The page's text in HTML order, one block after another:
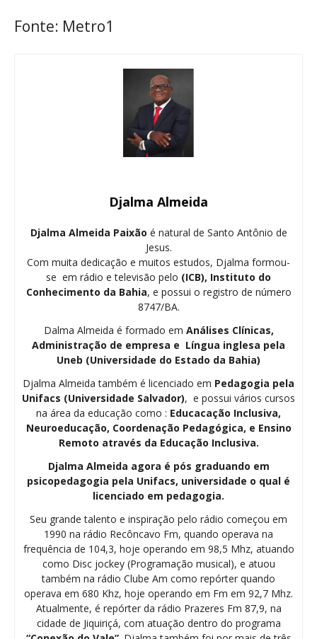
Fonte: Metro1
Djalma Almeida
Djalma Almeida Paixão é natural de Santo Antônio de
Jesus.
Com muita dedicação e muitos estudos, Djalma formou-
se em rádio e televisão pelo (ICB), Instituto do
Conhecimento da Bahia, e possui o registro de número
8747/BA.
Dalma Almeida é formado em Análises Clínicas,
Administração de empresa e Língua inglesa pela
Uneb (Universidade do Estado da Bahia)
Djalma Almeida também é licenciado em Pedagogia pela
Unifacs (Universidade Salvador), e possui vários cursos
na área da educação como : Educacação Inclusiva,
Neuroeducação, Coordenação Pedagógica, e Ensino
Remoto através da Educação Inclusiva.
Djalma Almeida agora é pós graduando em
psicopedagogia pela Unifacs, universidade o qual é
licenciado em pedagogia.
Seu grande talento e inspiração pelo rádio começou em
1990 na rádio Recôncavo Fm, quando operava na
frequência de 104,3, hoje operando em 98,5 Mhz, atuando
como Disc jockey (Programação musical), e atuou
também na rádio Clube Am como repórter quando
operava em 680 Khz, hoje operando em Fm em 92,7 Mhz.
Atualmente, é repórter da rádio Prazeres Fm 87,9, na
cidade de Jiquiriçá, com atuação dentro do programa